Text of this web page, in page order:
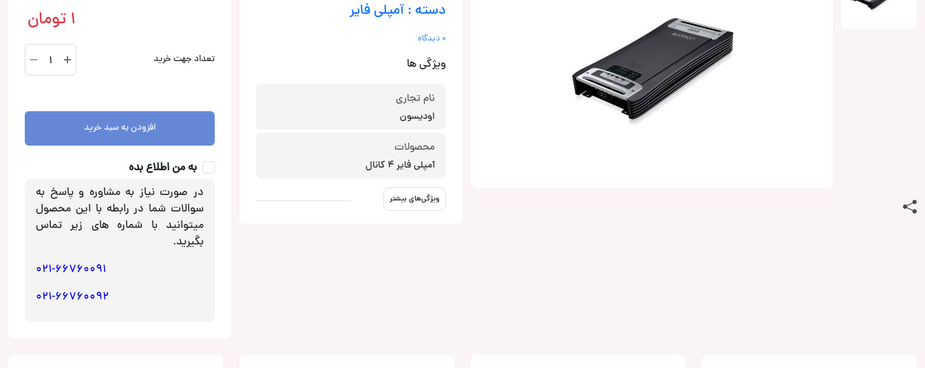
دسته : آمپلی فایر
0 دیدگاه
ویژگی ها
نام تجاری
اودیسون
محصولات
آمپلی فایر 4 کانال
ویژگی‌های بیشتر
1 تومان
تعداد جهت خرید
TH-
quattro
عدد
افزودن به سبد خرید
به من اطلاع بده
در صورت نیاز به مشاوره و پاسخ به
سوالات شما در رابطه با این محصول
میتوانید با شماره های زیر تماس
بگیرید.
021-66760091
021-66760092